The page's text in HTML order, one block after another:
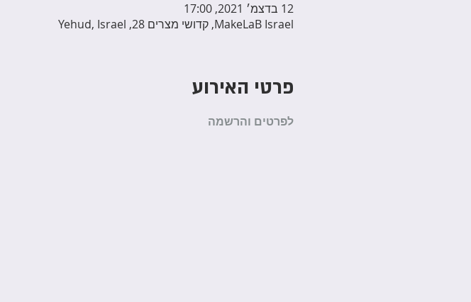
12 בדצמ׳ 2021, 17:00
MakeLaB Israel, קדושי מצרים 28, Yehud, Israel
פרטי האירוע
לפרטים והרשמה